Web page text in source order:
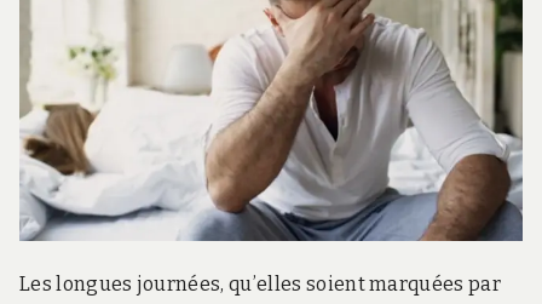
Les longues journées, qu’elles soient marquées par